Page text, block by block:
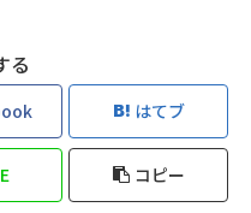
る
はてブ
コピー